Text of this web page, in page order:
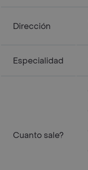
Dirección
Especialidad
Cuanto sale?